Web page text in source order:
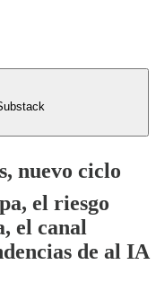
nuevo ciclo
el riesgo
el canal
de al IA